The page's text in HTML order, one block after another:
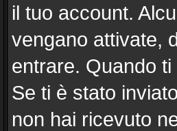
il tuo account.
vengano attivate,
entrare. Quando
Se ti è stato
non hai ricevuto